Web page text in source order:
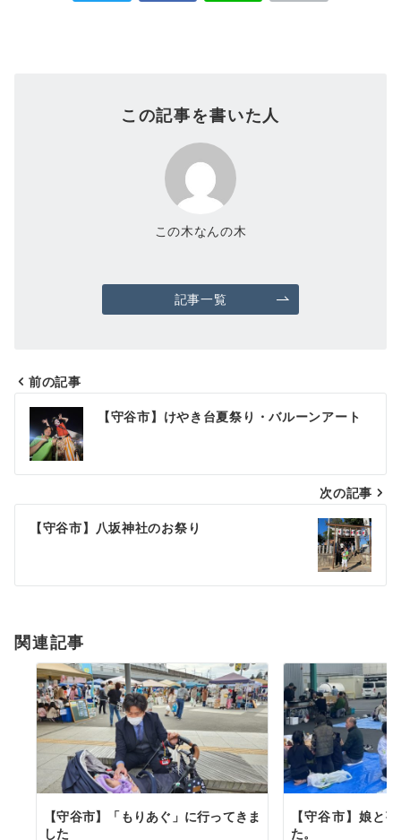
この記事を書いた人
この木なんの木
記事一覧
投
稿
ナ
ビ
シ
ン
前の記事
【守谷市】けやき台夏祭り・バルーンアート
次の記事
【守谷市】八坂神社のお祭り
関連記事
【守谷市】「もりあぐ」に行ってきま
した
【守谷市】娘と
た。